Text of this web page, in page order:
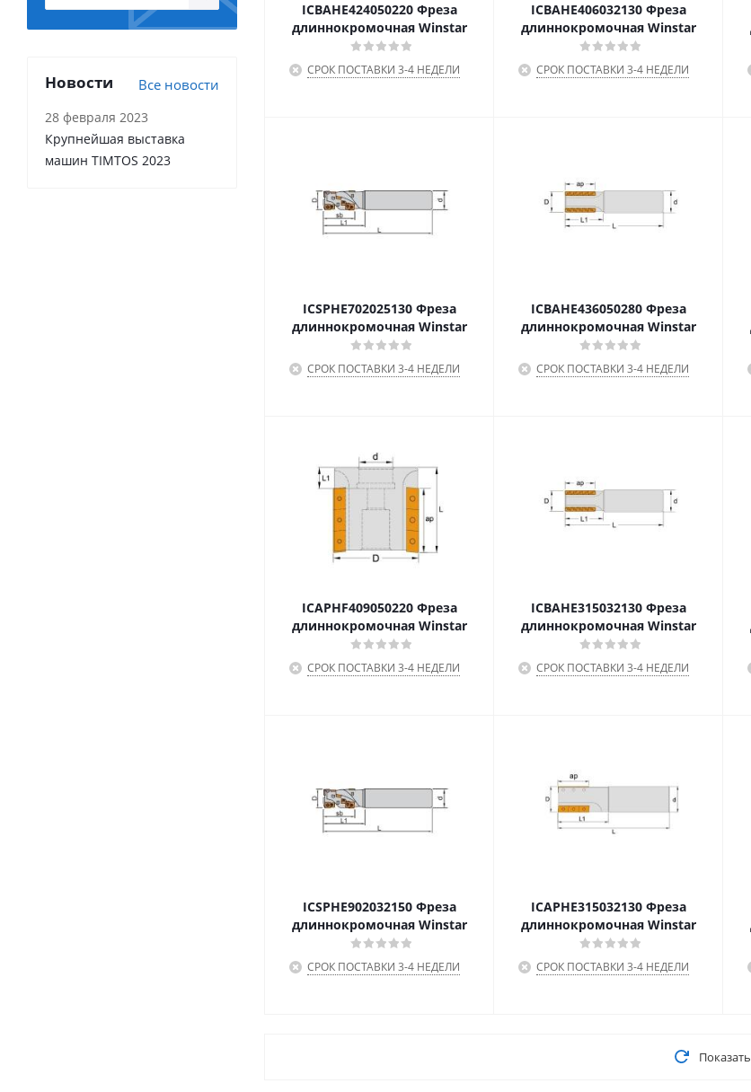
ICBAHE424050220 Фреза
длиннокромочная Winstar
СРОК ПОСТАВКИ 3-4 НЕДЕЛИ
ICBAHE406032130 Фреза
длиннокромочная Winstar
СРОК ПОСТАВКИ 3-4 НЕДЕЛИ
ICSPHE702025130 Фреза
длиннокромочная Winstar
СРОК ПОСТАВКИ 3-4 НЕДЕЛИ
ICBAHE436050280 Фреза
длиннокромочная Winstar
СРОК ПОСТАВКИ 3-4 НЕДЕЛИ
ICAPHF409050220 Фреза
длиннокромочная Winstar
СРОК ПОСТАВКИ 3-4 НЕДЕЛИ
ICBAHE315032130 Фреза
длиннокромочная Winstar
СРОК ПОСТАВКИ 3-4 НЕДЕЛИ
ICSPHE902032150 Фреза
длиннокромочная Winstar
СРОК ПОСТАВКИ 3-4 НЕДЕЛИ
ICAPHE315032130 Фреза
длиннокромочная Winstar
СРОК ПОСТАВКИ 3-4 НЕДЕЛИ
Новости Все новости
28 февраля 2023
Крупнейшая выставка
машин TIMTOS 2023